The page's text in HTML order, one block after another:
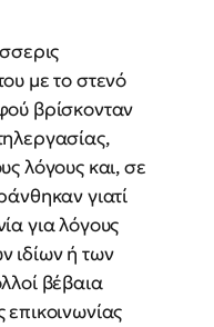
με το στενό
βρίσκονταν
λόγους και, σε
γιατί
για λόγους
ιδίων ή των
βέβαια